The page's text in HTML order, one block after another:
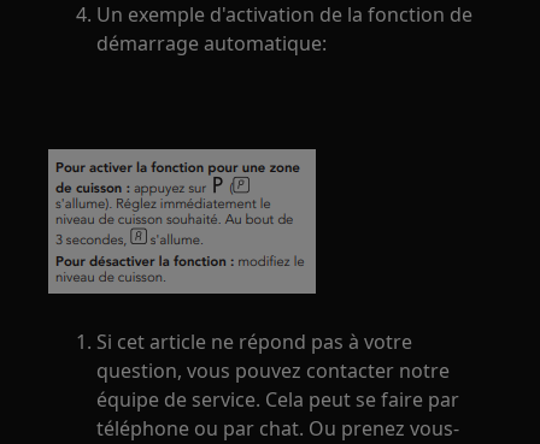
Un exemple d'activation de la fonction de
démarrage automatique:
Si cet article ne répond pas à votre
question, vous pouvez contacter notre
équipe de service. Cela peut se faire par
téléphone ou par chat. Ou prenez vous-